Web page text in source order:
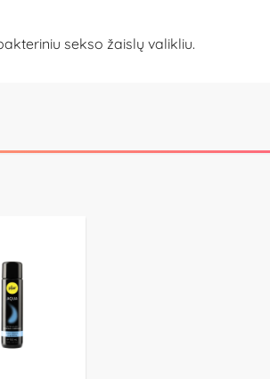
sekso žaislų valikliu.